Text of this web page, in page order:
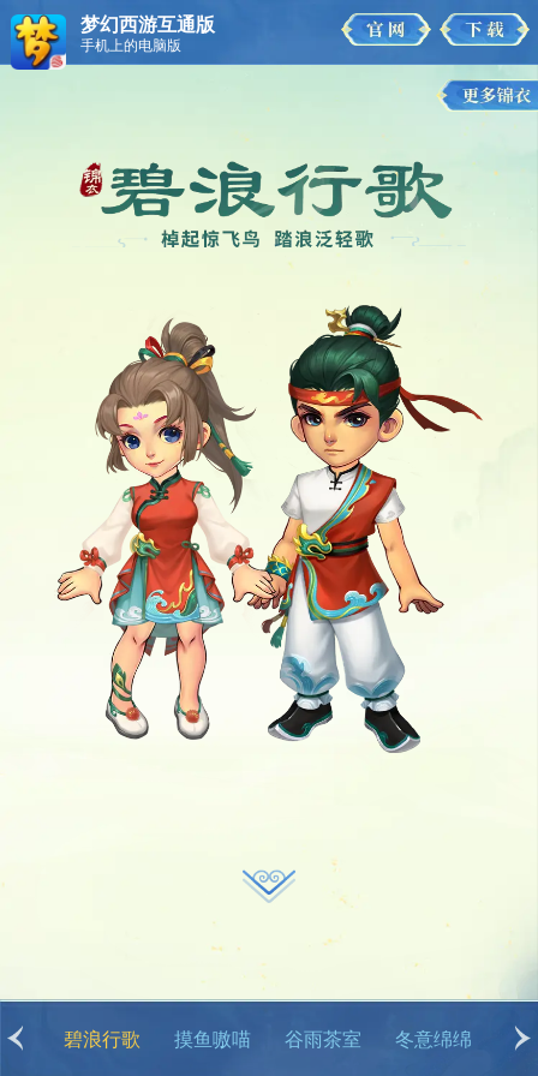
梦幻西游互通版
手机上的电脑版
碧浪行歌 摸鱼嗷喵 谷雨茶室
冬意绵绵 卡皮巴拉 丹枫云山
烟雨惊鸿
碧浪行歌 摸鱼嗷喵 谷雨茶室 冬意绵绵 卡